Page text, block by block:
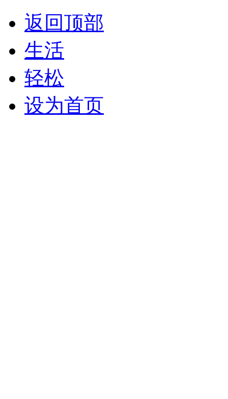
返回顶部
生活
轻松
设为首页